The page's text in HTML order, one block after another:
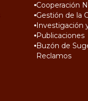
Cooperación
Gestión de la
Investigación
Publicaciones
Buzón de
Reclamos